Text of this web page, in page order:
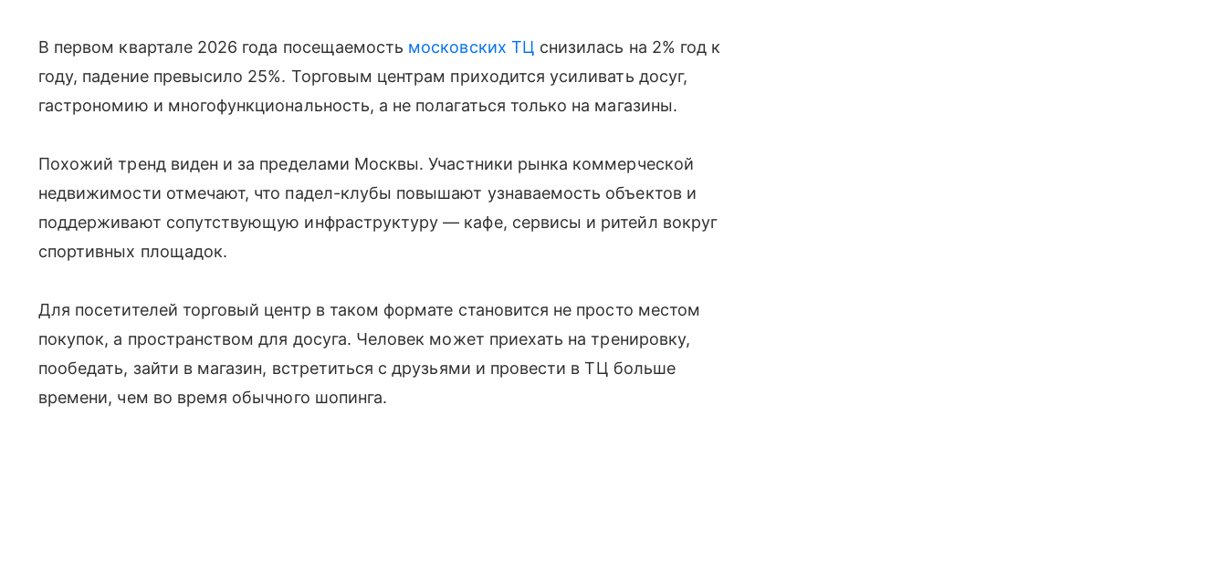
В первом квартале 2026 года посещаемость московских ТЦ снизилась на 2% год к
году, падение превысило 25%. Торговым центрам приходится усиливать досуг,
гастрономию и многофункциональность, а не полагаться только на магазины.
Похожий тренд виден и за пределами Москвы. Участники рынка коммерческой
недвижимости отмечают, что падел-клубы повышают узнаваемость объектов и
поддерживают сопутствующую инфраструктуру — кафе, сервисы и ритейл вокруг
спортивных площадок.
Для посетителей торговый центр в таком формате становится не просто местом
покупок, а пространством для досуга. Человек может приехать на тренировку,
пообедать, зайти в магазин, встретиться с друзьями и провести в ТЦ больше
времени, чем во время обычного шопинга.